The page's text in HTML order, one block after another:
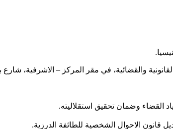
القانونية والقضائية، في مقر المركز – الاشرفية،